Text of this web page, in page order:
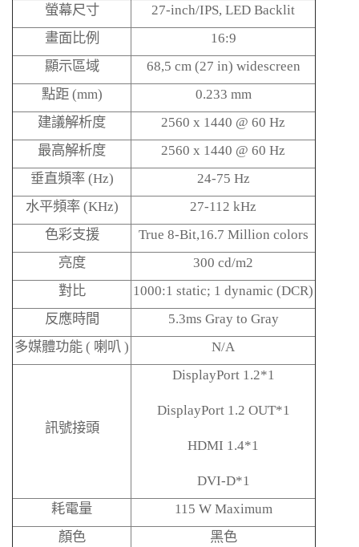
螢幕尺寸
27-inch/IPS, LED Backlit
畫面比例
16:9
顯示區域
68,5 cm (27 in) widescreen
點距(mm)
0.233 mm
建議解析度
2560 x 1440 @ 60 Hz
最高解析度
2560 x 1440 @ 60 Hz
垂直頻率(Hz)
24-75 Hz
水平頻率(KHz)
27-112 kHz
色彩支援
True 8-Bit,16.7 Million colors
亮度
300 cd/m2
對比
1000:1 static; 1 dynamic (DCR)
反應時間
5.3ms Gray to Gray
多媒體功能 ( 喇叭 ) N/A
訊號接頭
DisplayPort 1.2*1
DisplayPort 1.2 OUT*1
HDMI 1.4*1
DVI-D*1
耗電量
115 W Maximum
顏色
黑色